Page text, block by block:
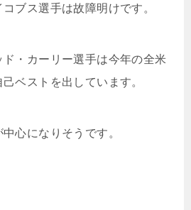
ブス選手は故障明けです。
・カーリー選手は今年の全米
ベストを出しています。
心になりそうです。